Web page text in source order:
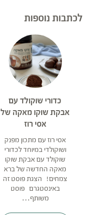
לכתבות נוספות
כדורי שוקולד עם
אבקת שוקו מאקה של
אסי רוז
אסי רוז עם מתכון מפנק
ושוקולדי במיוחד לכדורי
שוקולד עם אבקת שוקו
מאקה החדשה של ברא
צמחים! הצגת פוסט זה
באינסטגרם ‏‎פוסט
משותף…